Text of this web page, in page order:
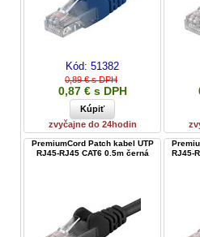
Kód: 51382
0,89 € s DPH
0,87 € s DPH
zvyčajne do 24hodin
PremiumCord Patch kabel UTP
RJ45-RJ45 CAT6 0.5m černá
RJ45-